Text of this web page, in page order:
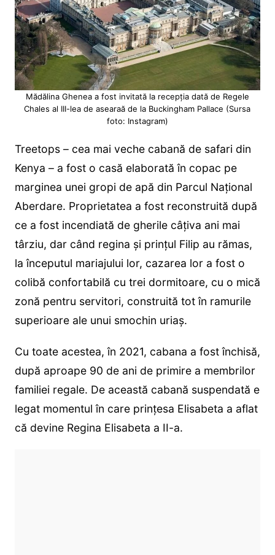
Mădălina Ghenea a fost invitată la recepția dată de Regele
Chales al III-lea de asearaă de la Buckingham Pallace (Sursa
foto: Instagram)
Treetops – cea mai veche cabană de safari din
Kenya – a fost o casă elaborată în copac pe
marginea unei gropi de apă din Parcul Național
Aberdare. Proprietatea a fost reconstruită după
ce a fost incendiată de gherile câțiva ani mai
târziu, dar când regina și prințul Filip au rămas,
la începutul mariajului lor, cazarea lor a fost o
colibă confortabilă cu trei dormitoare, cu o mică
zonă pentru servitori, construită tot în ramurile
superioare ale unui smochin uriaș.
Cu toate acestea, în 2021, cabana a fost închisă,
după aproape 90 de ani de primire a membrilor
familiei regale. De această cabană suspendată e
legat momentul în care prințesa Elisabeta a aflat
că devine Regina Elisabeta a II-a.